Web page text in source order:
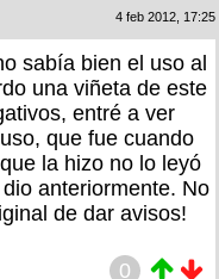
4 feb 2012, 17:25
sabía bien el uso al
una viñeta de este
entré a ver
que fue cuando
la hizo no lo leyó
anteriormente. No
de dar avisos!
0